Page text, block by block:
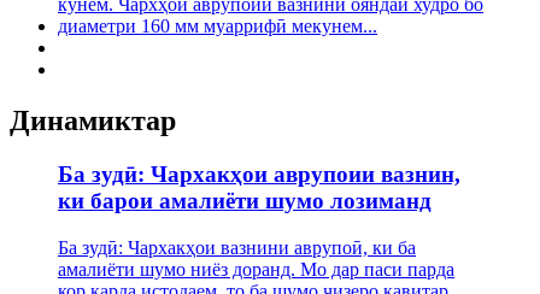
Динамиктар
Ба зудӣ: Чархакҳои аврупоии вазнин,
ки барои амалиёти шумо лозиманд
Ба зудӣ: Чархакҳои вазнини аврупоӣ, ки ба
амалиёти шумо ниёз доранд. Мо дар паси парда